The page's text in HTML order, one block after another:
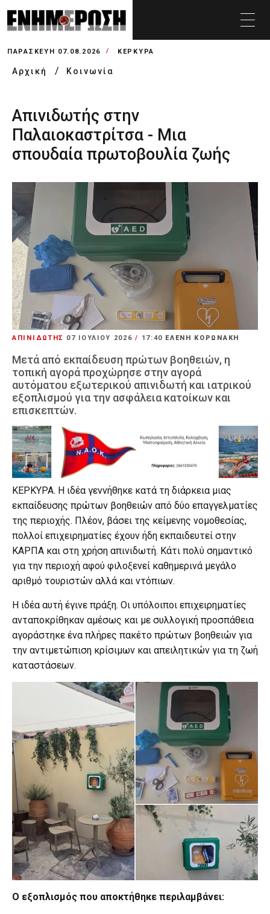
ΠΑΡΑΣΚΕΥΉ 07.08.2026 ΚΕΡΚΥΡΑ
Αρχική Κοινωνία
Απινιδωτής στην
Παλαιοκαστρίτσα - Μια
σπουδαία πρωτοβουλία ζωής
ΑΠΙΝΙΔΩΤΗΣ 07 ΙΟΥΛΊΟΥ 2026/ 17:40 ΕΛΕΝΗ ΚΟΡΩΝΑΚΗ
Μετά από εκπαίδευση πρώτων βοηθειών, η
τοπική αγορά προχώρησε στην αγορά
αυτόματου εξωτερικού απινιδωτή και ιατρικού
εξοπλισμού για την ασφάλεια κατοίκων και
επισκεπτών.
ΚΕΡΚΥΡΑ. Η ιδέα γεννήθηκε κατά τη διάρκεια μιας
εκπαίδευσης πρώτων βοηθειών από δύο επαγγελματίες
της περιοχής. Πλέον, βάσει της κείμενης νομοθεσίας,
πολλοί επιχειρηματίες έχουν ήδη εκπαιδευτεί στην
ΚΑΡΠΑ και στη χρήση απινιδωτή. Κάτι πολύ σημαντικό
για την περιοχή αφού φιλοξενεί καθημερινά μεγάλο
αριθμό τουριστών αλλά και ντόπιων.
Η ιδέα αυτή έγινε πράξη. Οι υπόλοιποι επιχειρηματίες
ανταποκρίθηκαν αμέσως και με συλλογική προσπάθεια
αγοράστηκε ένα πλήρες πακέτο πρώτων βοηθειών για
την αντιμετώπιση κρίσιμων και απειλητικών για τη ζωή
καταστάσεων.
Ο εξοπλισμός που αποκτήθηκε περιλαμβάνει: